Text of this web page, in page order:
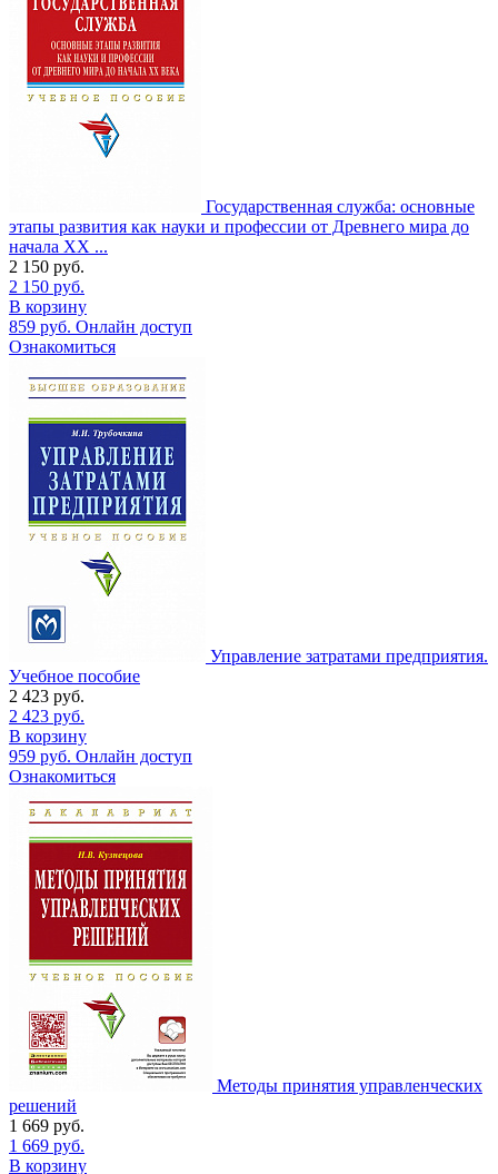
Государственная служба: основные
этапы развития как науки и профессии от Древнего мира до
начала XX ...
2 150 руб.
2 150 руб.
В корзину
859 руб. Онлайн доступ
Ознакомиться
Управление затратами предприятия.
Учебное пособие
2 423 руб.
2 423 руб.
В корзину
959 руб. Онлайн доступ
Ознакомиться
Методы принятия управленческих
решений
1 669 руб.
1 669 руб.
В корзину